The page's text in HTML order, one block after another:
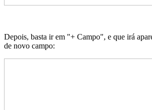
Depois, basta ir em "+ Campo", e que irá
de novo campo: